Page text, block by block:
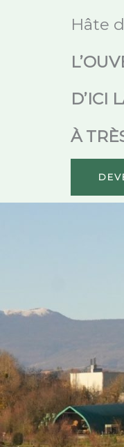
Hâte
D’ICI
À